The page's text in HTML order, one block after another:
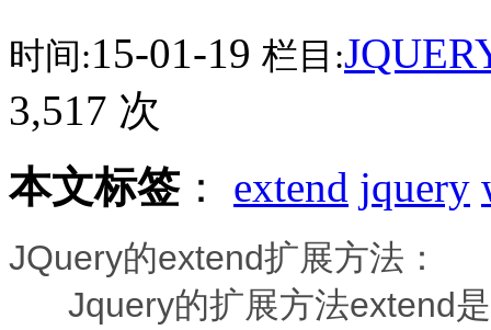
时间:15-01-19 栏目:
3,517 次
本文标签： extend jquery
JQuery的extend扩展方法：
Jquery的扩展方法extend是